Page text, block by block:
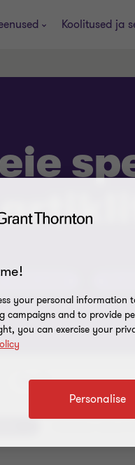
Koolitused ja
lühinõuanded
Sisu liik
your personal information
campaigns and to provide
you can exercise your
Personalise